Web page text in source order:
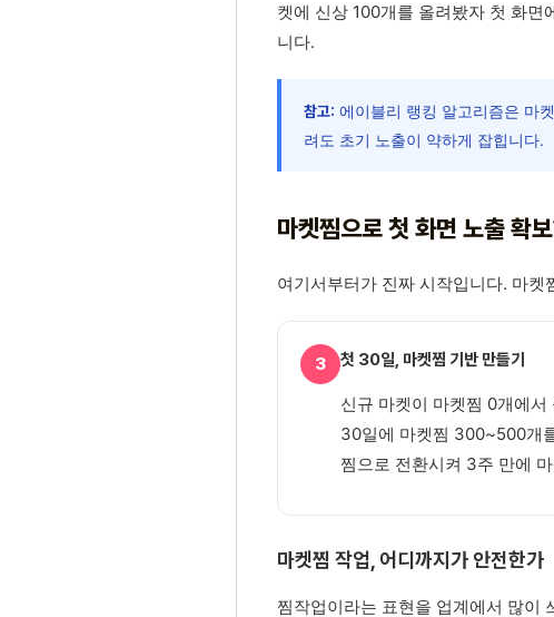
켓에 신상 100개를 올려봤자 첫 화
니다.
참고: 에이블리 랭킹 알고리즘은 마
려도 초기 노출이 약하게 잡힙니다.
마켓찜으로 첫 화면 노출 확
여기서부터가 진짜 시작입니다. 마
3 첫 30일, 마켓찜 기반 만들기
신규 마켓이 마켓찜 0개에
30일에 마켓찜 300~500개
찜으로 전환시켜 3주 만에
마켓찜 작업, 어디까지가 안전한가
찜작업이라는 표현을 업계에서 많이